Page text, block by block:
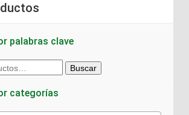
palabras clave
Buscar
categorías